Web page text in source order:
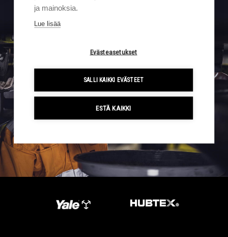
Subscribe to Sigma Trukit newsletter
ja mainoksia.
Lue lisää
Evästeasetukset
SALLI KAIKKI EVÄSTEET
ESTÄ KAIKKI